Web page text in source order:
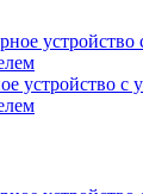
устройство с